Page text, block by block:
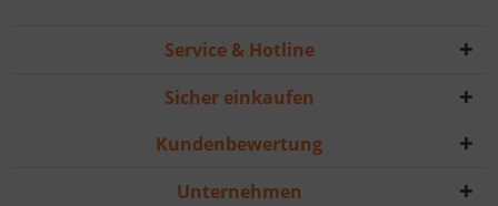
Service & Hotline
Sicher einkaufen
Kundenbewertung
Unternehmen